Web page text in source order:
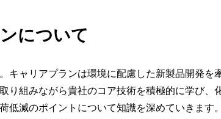
について
キャリアプランは環境に配慮した新製品開発を
り組みながら貴社のコア技術を積極的に学び
低減のポイントについて知識を深めていきます。